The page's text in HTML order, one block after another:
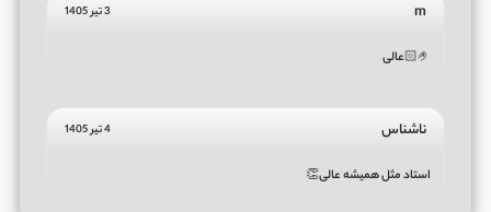
m 3 تیر 1405
🤌🏻عالی
ناشناس 4 تیر 1405
استاد مثل همیشه عالی👏